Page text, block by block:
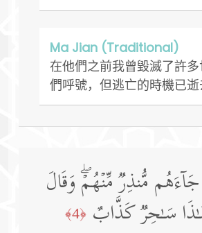
Ma Jian (Traditional)
在他們之前我曾毀滅了許
們呼號，但逃亡的時機已逝
مُّنذِرࣱ مِّنۡهُمۡۖ وَقَالَ
سَـٰحِرࣱ كَذَّابٌ ﴿4﴾